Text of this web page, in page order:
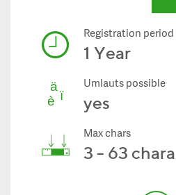
Registration period
1 Year
Umlauts possible
yes
Max chars
3 - 63